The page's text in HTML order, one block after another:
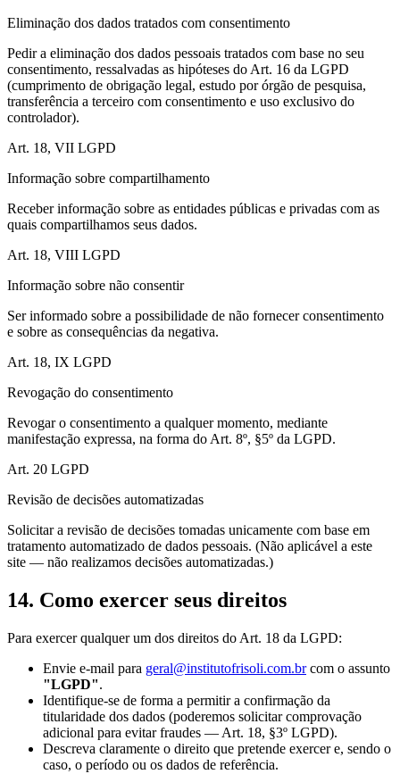
Eliminação dos dados tratados com consentimento
Pedir a eliminação dos dados pessoais tratados com base no seu
consentimento, ressalvadas as hipóteses do Art. 16 da LGPD
(cumprimento de obrigação legal, estudo por órgão de pesquisa,
transferência a terceiro com consentimento e uso exclusivo do
controlador).
Art. 18, VII LGPD
Informação sobre compartilhamento
Receber informação sobre as entidades públicas e privadas com as
quais compartilhamos seus dados.
Art. 18, VIII LGPD
Informação sobre não consentir
Ser informado sobre a possibilidade de não fornecer consentimento
e sobre as consequências da negativa.
Art. 18, IX LGPD
Revogação do consentimento
Revogar o consentimento a qualquer momento, mediante
manifestação expressa, na forma do Art. 8º, §5º da LGPD.
Art. 20 LGPD
Revisão de decisões automatizadas
Solicitar a revisão de decisões tomadas unicamente com base em
tratamento automatizado de dados pessoais. (Não aplicável a este
site — não realizamos decisões automatizadas.)
14. Como exercer seus direitos
Para exercer qualquer um dos direitos do Art. 18 da LGPD:
Envie e-mail para geral@institutofrisoli.com.brcom o assunto
"LGPD".
Identifique-se de forma a permitir a confirmação da
titularidade dos dados (poderemos solicitar comprovação
adicional para evitar fraudes — Art. 18, §3º LGPD).
Descreva claramente o direito que pretende exercer e, sendo o
caso, o período ou os dados de referência.